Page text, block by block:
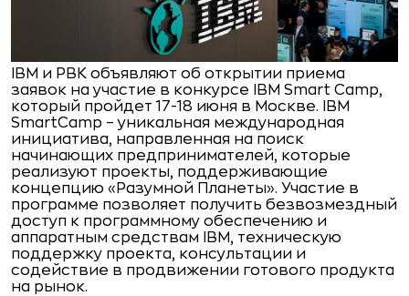
IBM и РВК объявляют об открытии приема
заявок на участие в конкурсе IBM Smart Camp,
который пройдет 17-18 июня в Москве. IBM
SmartCamp – уникальная международная
инициатива, направленная на поиск
начинающих предпринимателей, которые
реализуют проекты, поддерживающие
концепцию «Разумной Планеты». Участие в
программе позволяет получить безвозмездный
доступ к программному обеспечению и
аппаратным средствам IBM, техническую
поддержку проекта, консультации и
содействие в продвижении готового продукта
на рынок.